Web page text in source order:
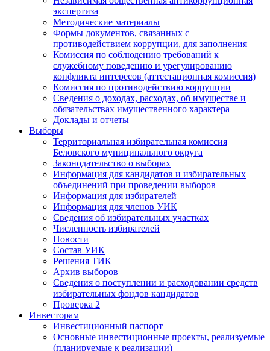
экспертиза
Методические материалы
Формы документов, связанных с
противодействием коррупции, для заполнения
Комиссия по соблюдению требований к
служебному поведению и урегулированию
конфликта интересов (аттестационная комиссия)
Комиссия по противодействию коррупции
Сведения о доходах, расходах, об имуществе и
обязательствах имущественного характера
Доклады и отчеты
Выборы
Территориальная избирательная комиссия
Беловского муниципального округа
Законодательство о выборах
Информация для кандидатов и избирательных
объединений при проведении выборов
Информация для избирателей
Информация для членов УИК
Сведения об избирательных участках
Численность избирателей
Новости
Состав УИК
Решения ТИК
Архив выборов
Сведения о поступлении и расходовании средств
избирательных фондов кандидатов
Проверка 2
Инвесторам
Инвестиционный паспорт
Основные инвестиционные проекты, реализуемые
(планируемые к реализации)